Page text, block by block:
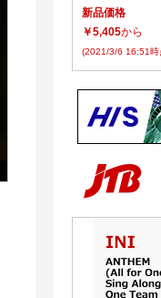
新品価格
￥5,405から
(2021/3/6 16:51時